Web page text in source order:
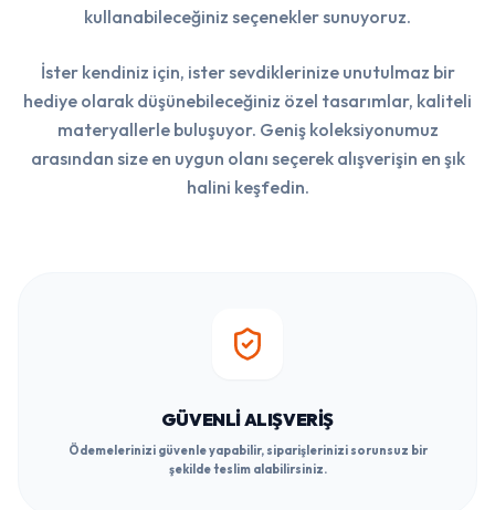
kullanabileceğiniz seçenekler sunuyoruz.
İster kendiniz için, ister sevdiklerinize unutulmaz bir
hediye olarak düşünebileceğiniz özel tasarımlar, kaliteli
materyallerle buluşuyor. Geniş koleksiyonumuz
arasından size en uygun olanı seçerek alışverişin en şık
halini keşfedin.
GÜVENLI ALIŞVERIŞ
Ödemelerinizi güvenle yapabilir, siparişlerinizi sorunsuz bir
şekilde teslim alabilirsiniz.